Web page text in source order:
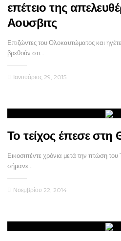
επέτειο της
Αουσβιτς
Επιζώντες του Ολοκαυτώματος και
βρεθούν στι…
Ιανουάριος 29, 2015
Το τείχος έπεσε στη
Εικοσιπέντε χρόνια μετά την πτώση του
σήμανε…
Νοεμβρίου 22, 2014